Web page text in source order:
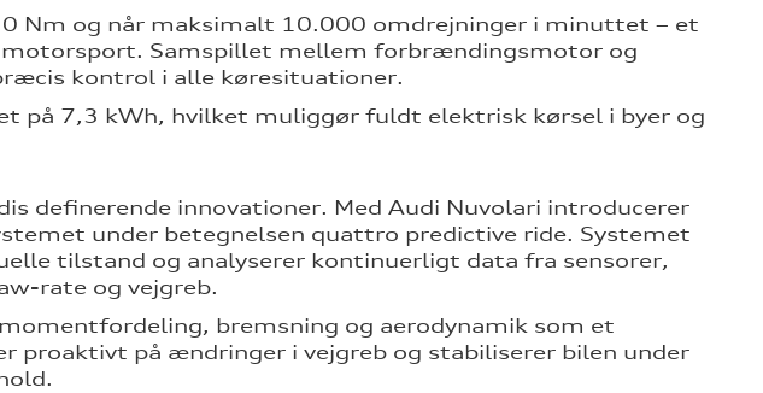
Nm og når maksimalt 10.000 omdrejninger i minuttet – et
Samspillet mellem forbrændingsmotor og
kontrol i alle køresituationer.
på 7,3 kWh, hvilket muliggør fuldt elektrisk kørsel i byer og
definerende innovationer. Med Audi Nuvolari introducerer
under betegnelsen quattro predictive ride. Systemet
tilstand og analyserer kontinuerligt data fra sensorer,
rate og vejgreb.
bremsning og aerodynamik som et
proaktivt på ændringer i vejgreb og stabiliserer bilen under